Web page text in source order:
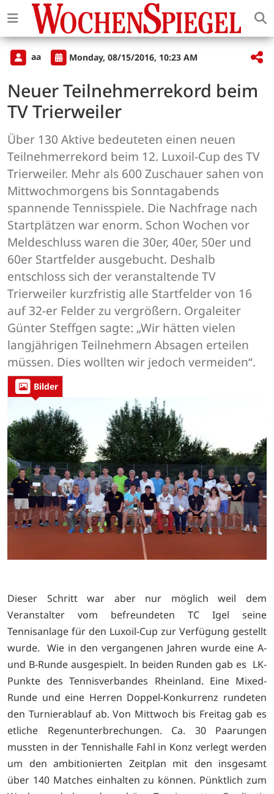
aa Monday, 08/15/2016, 10:23 AM
Neuer Teilnehmerrekord beim
TV Trierweiler
Über 130 Aktive bedeuteten einen neuen
Teilnehmerrekord beim 12. Luxoil-Cup des TV
Trierweiler. Mehr als 600 Zuschauer sahen von
Mittwochmorgens bis Sonntagabends
spannende Tennisspiele. Die Nachfrage nach
Startplätzen war enorm. Schon Wochen vor
Meldeschluss waren die 30er, 40er, 50er und
60er Startfelder ausgebucht. Deshalb
entschloss sich der veranstaltende TV
Trierweiler kurzfristig alle Startfelder von 16
auf 32-er Felder zu vergrößern. Orgaleiter
Günter Steffgen sagte: „Wir hätten vielen
langjährigen Teilnehmern Absagen erteilen
müssen. Dies wollten wir jedoch vermeiden“.
Bilder
Dieser Schritt war aber nur möglich weil dem
Veranstalter vom befreundeten TC Igel seine
Tennisanlage für den Luxoil-Cup zur Verfügung gestellt
wurde. Wie in den vergangenen Jahren wurde eine A-
und B-Runde ausgespielt. In beiden Runden gab es LK-
Punkte des Tennisverbandes Rheinland. Eine Mixed-
Runde und eine Herren Doppel-Konkurrenz rundeten
den Turnierablauf ab. Von Mittwoch bis Freitag gab es
etliche Regenunterbrechungen. Ca. 30 Paarungen
mussten in der Tennishalle Fahl in Konz verlegt werden
um den ambitionierten Zeitplan mit den insgesamt
über 140 Matches einhalten zu können. Pünktlich zum